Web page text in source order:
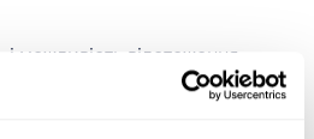
можливість відстеження